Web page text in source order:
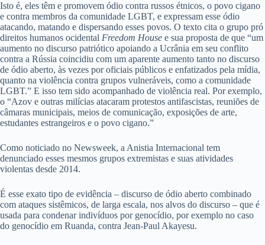
Isto é, eles têm e promovem ódio contra russos étnicos, o povo cigano
e contra membros da comunidade LGBT, e expressam esse ódio
atacando, matando e dispersando esses povos. O texto cita o grupo pró
direitos humanos ocidental Freedom House e sua proposta de que “um
aumento no discurso patriótico apoiando a Ucrânia em seu conflito
contra a Rússia coincidiu com um aparente aumento tanto no discurso
de ódio aberto, às vezes por oficiais públicos e enfatizados pela mídia,
quanto na violência contra grupos vulneráveis, como a comunidade
LGBT.” E isso tem sido acompanhado de violência real. Por exemplo,
o “Azov e outras milícias atacaram protestos antifascistas, reuniões de
câmaras municipais, meios de comunicação, exposições de arte,
estudantes estrangeiros e o povo cigano.”
Como noticiado no Newsweek, a Anistia Internacional tem
denunciado esses mesmos grupos extremistas e suas atividades
violentas desde 2014.
É esse exato tipo de evidência – discurso de ódio aberto combinado
com ataques sistêmicos, de larga escala, nos alvos do discurso – que é
usada para condenar indivíduos por genocídio, por exemplo no caso
do genocídio em Ruanda, contra Jean-Paul Akayesu.